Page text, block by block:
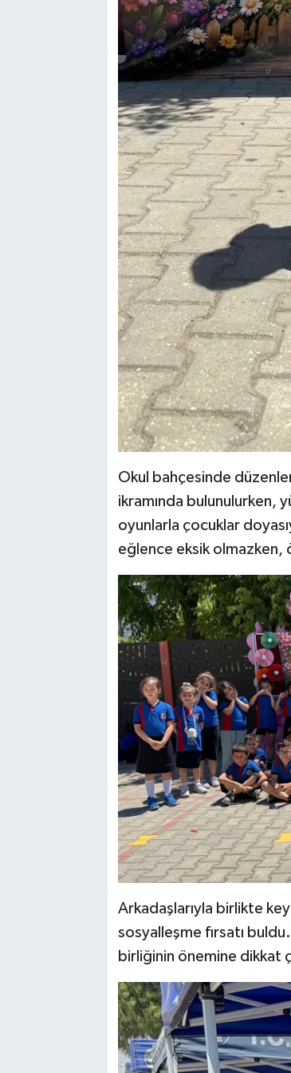
Okul bahçesinde
ikramında bulunulurken,
oyunlarla çocuklar
eğlence eksik olmazken,
Arkadaşlarıyla birlikte
sosyalleşme fırsatı
birliğinin önemine dikkat